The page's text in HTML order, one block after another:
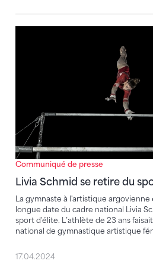
Communiqué de presse
Livia Schmid se retire du
La gymnaste à l'artistique
longue date du cadre national Livia
sport d'élite. L’athlète de 23 ans
national de gymnastique artistique
17.04.2024